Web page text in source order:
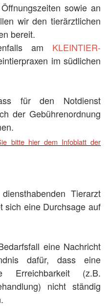
sowie an
wir den tierärztlichen
bereit.
am KLEINTIER-
im südlichen
für den Notdienst
der Gebührenordnung
bitte hier dem Infoblatt der
Tierarzt
sich eine Durchsage auf
eine Nachricht
dafür, dass eine
Erreichbarkeit (z.B.
nicht ständig